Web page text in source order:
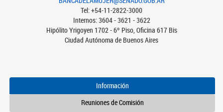
Tel: +54-11-2822-3000
Internos: 3604 - 3621 - 3622
Hipólito Yrigoyen 1702 - 6º Piso, Oficina 617 Bis
Ciudad Autónoma de Buenos Aires
Información
Reuniones de Comisión